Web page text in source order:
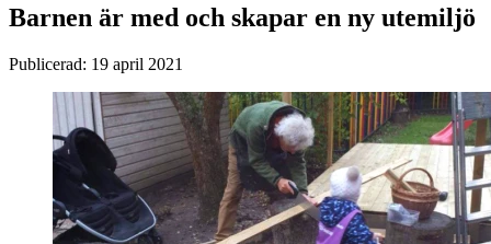
Barnen är med och skapar en ny utemiljö
Publicerad: 19 april 2021